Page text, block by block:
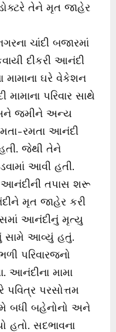
તેને મૃત જાહેર
ચાંદી બજારમાં
દીકરી આનંદી
મામાના ઘરે વેકેશન
પરિવાર સાથે
અને જમીને અન્ય
રમતા આનંદી
જેથી તેને
આવી હતી.
આનંદીની તપાસ શરૂ
મૃત જાહેર કરી
આનંદીનું મૃત્યુ
સામે આવ્યું હતું.
પરિવારજનો
આનંદીના મામા
પરસોત્તમ
બધી બહેનોનો અને
હતો. સદભાવના